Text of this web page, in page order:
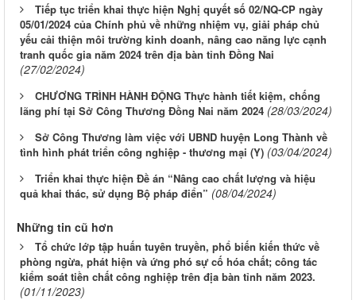
Tiếp tục triển khai thực hiện Nghị quyết số 02/NQ-CP ngày
05/01/2024 của Chính phủ về những nhiệm vụ, giải pháp chủ
yếu cải thiện môi trường kinh doanh, nâng cao năng lực cạnh
tranh quốc gia năm 2024 trên địa bàn tỉnh Đồng Nai
(27/02/2024)
CHƯƠNG TRÌNH HÀNH ĐỘNG Thực hành tiết kiệm, chống
lãng phí tại Sở Công Thương Đồng Nai năm 2024 (28/03/2024)
Sở Công Thương làm việc với UBND huyện Long Thành về
tình hình phát triển công nghiệp - thương mại (Y) (03/04/2024)
Triển khai thực hiện Đề án “Nâng cao chất lượng và hiệu
quả khai thác, sử dụng Bộ pháp điển” (08/04/2024)
Những tin cũ hơn
Tổ chức lớp tập huấn tuyên truyền, phổ biến kiến thức về
phòng ngừa, phát hiện và ứng phó sự cố hóa chất; công tác
kiểm soát tiền chất công nghiệp trên địa bàn tỉnh năm 2023.
(01/11/2023)